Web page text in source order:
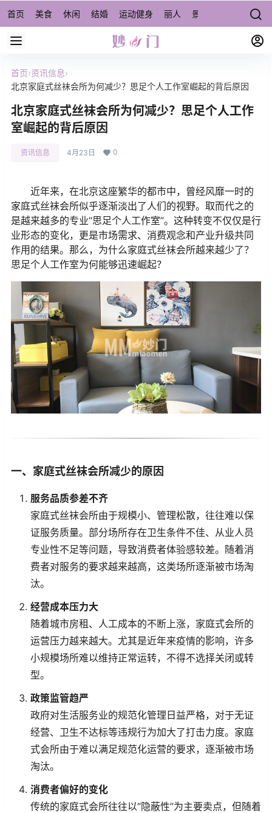
首页 美食 休闲 结婚 运动健身 丽人 景点/周边游 宠物
首页›资讯信息›
北京家庭式丝袜会所为何减少？思足个人工作室崛起的背后原因
北京家庭式丝袜会所为何减少？思足个人工作
室崛起的背后原因
资讯信息 4月23日 0
近年来，在北京这座繁华的都市中，曾经风靡一时的
家庭式丝袜会所似乎逐渐淡出了人们的视野。取而代之的
是越来越多的专业“思足个人工作室”。这种转变不仅仅是行
业形态的变化，更是市场需求、消费观念和产业升级共同
作用的结果。那么，为什么家庭式丝袜会所越来越少了？
思足个人工作室为何能够迅速崛起？
一、家庭式丝袜会所减少的原因
服务品质参差不齐
家庭式丝袜会所由于规模小、管理松散，往往难以保
证服务质量。部分场所存在卫生条件不佳、从业人员
专业性不足等问题，导致消费者体验感较差。随着消
费者对服务的要求越来越高，这类场所逐渐被市场淘
汰。
经营成本压力大
随着城市房租、人工成本的不断上涨，家庭式会所的
运营压力越来越大。尤其是近年来疫情的影响，许多
小规模场所难以维持正常运转，不得不选择关闭或转
型。
政策监管趋严
政府对生活服务业的规范化管理日益严格，对于无证
经营、卫生不达标等违规行为加大了打击力度。家庭
式会所由于难以满足规范化运营的要求，逐渐被市场
淘汰。
消费者偏好的变化
传统的家庭式会所往往以“隐蔽性”为主要卖点，但随着